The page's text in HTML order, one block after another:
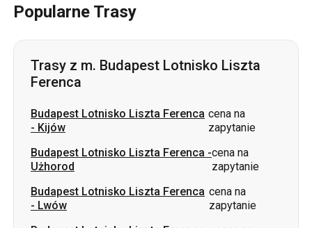
Ferenca
Budapest Lotnisko Liszta Ferenca cena na
Budapest Lotnisko Liszta Ferenca
Budapest Lotnisko Liszta Ferenca
-Lwów
cena na
zapytanie
Budapest Lotnisko Liszta Ferenca-
Mukaczewo
cena na
zapytanie